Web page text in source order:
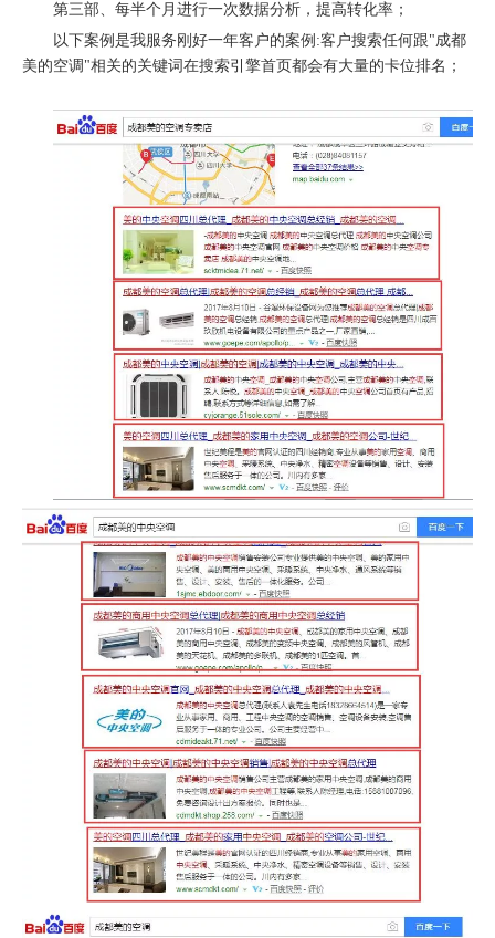
第三部、每半个月进行一次数据分析，提高转化率；
以下案例是我服务刚好一年客户的案例:客户搜索任何跟"成都
美的空调"相关的关键词在搜索引擎首页都会有大量的卡位排名；